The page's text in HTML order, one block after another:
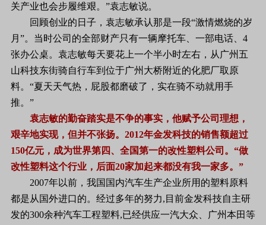
关产业也会步履维艰。”袁志敏说。
回顾创业的日子，袁志敏承认那是一段“激情燃烧的岁
月”。当时公司的全部财产只有一辆摩托车、一部电话、4
张办公桌。袁志敏每天要花上一个半小时左右，从广州五
山科技东街骑自行车到位于广州大桥附近的化肥厂取原
料。“夏天天气热，屁股都磨破了，实在骑不动就用手
推。”
袁志敏的勤奋踏实是不争的事实，他赋予公司理想，
艰辛地实现，但并不张扬。2012年金发科技的销售额超过
150亿元，成为世界第四、全国第一的改性塑料公司。“做
改性塑料这个行业，后面20家加起来都没有我一家多。”
2007年以前，我国国内汽车生产企业所用的塑料原料
都是从国外进口的。经过多年的努力,目前金发科技自主研
发的300余种汽车工程塑料,已经供应一汽大众、广州本田等